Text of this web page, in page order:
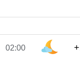
02:00